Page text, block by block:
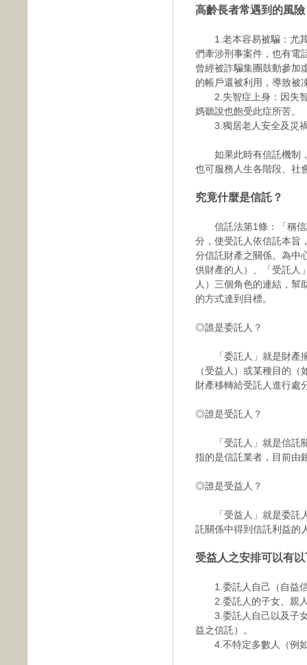
高齡長者常遇到的風險
1.老本容易被騙：尤其
們牽涉刑事案件，也有電
曾經被詐騙集團鼓動參加
的帳戶還被利用，導致被
2.失智症上身：因失智
媽聽說也飽受此症所苦。
3.獨居老人安全及災
如果此時有信託機制，
也可服務人生各階段、社
究竟什麼是信託？
信託法第1條：「稱信
分，使受託人依信託本旨
分信託財產之關係。為中
供財產的人）、「受託人
人）三個角色的連結，幫
的方式達到目標。
◎誰是委託人？
「委託人」就是財產擁
（受益人）或某種目的
財產移轉給受託人進行處
◎誰是受託人？
「受託人」就是信託關
指的是信託業者，目前由
◎誰是受益人？
「受益人」就是委託人
託關係中得到信託利益的
受益人之安排可以有
1.委託人自己（自益
2.委託人的子女、親人
3.委託人自己以及子女
益之信託）。
4.不特定多數人（例如